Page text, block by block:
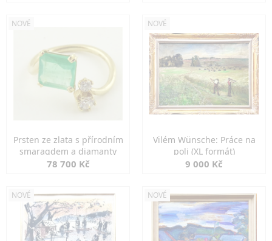
NOVÉ
Prsten ze zlata s přírodním
smaragdem a diamanty
78 700 Kč
NOVÉ
Vilém Wünsche: Práce na
poli (XL formát)
9 000 Kč
NOVÉ NOVÉ